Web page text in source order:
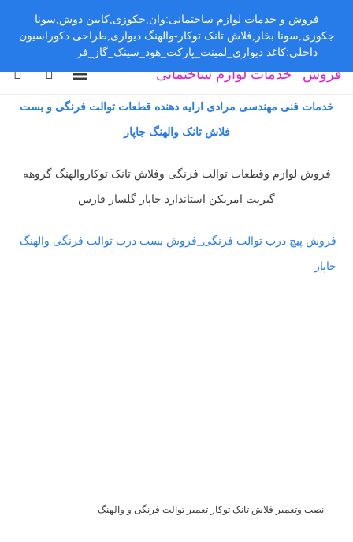
فروش _خدمات لوازم ساختمانی
خدمات فنی مهندسی مرادی ارایه دهنده قطعات توالت فرنگی و بست
فلاش تانک والهنگ جاپار
فروش لوازم وقطعات توالت فرنگی وفلاش تانک توکاروالهنگ گروهه
گبریت امریکن استاندارد جاپار گلسار فارس
فروش پیچ درب توالت فرنگی_فروش بست درب توالت فرنگی والهنگ
جاپار
نصب وتعمیر فلاش تانک توکار تعمیر توالت فرنگی و والهنگ
فروش و خدمات لوازم ساختمانی:وان,جکوزی,کابین دوش,سونا
جکوزی,سونا بخار,فلاش تانک توکار-والهنگ دیواری,طراحی دکوراسیون
داخلی:کاغذ دیواری_لمینت_پارکت_هود_سینک_گاز_فر